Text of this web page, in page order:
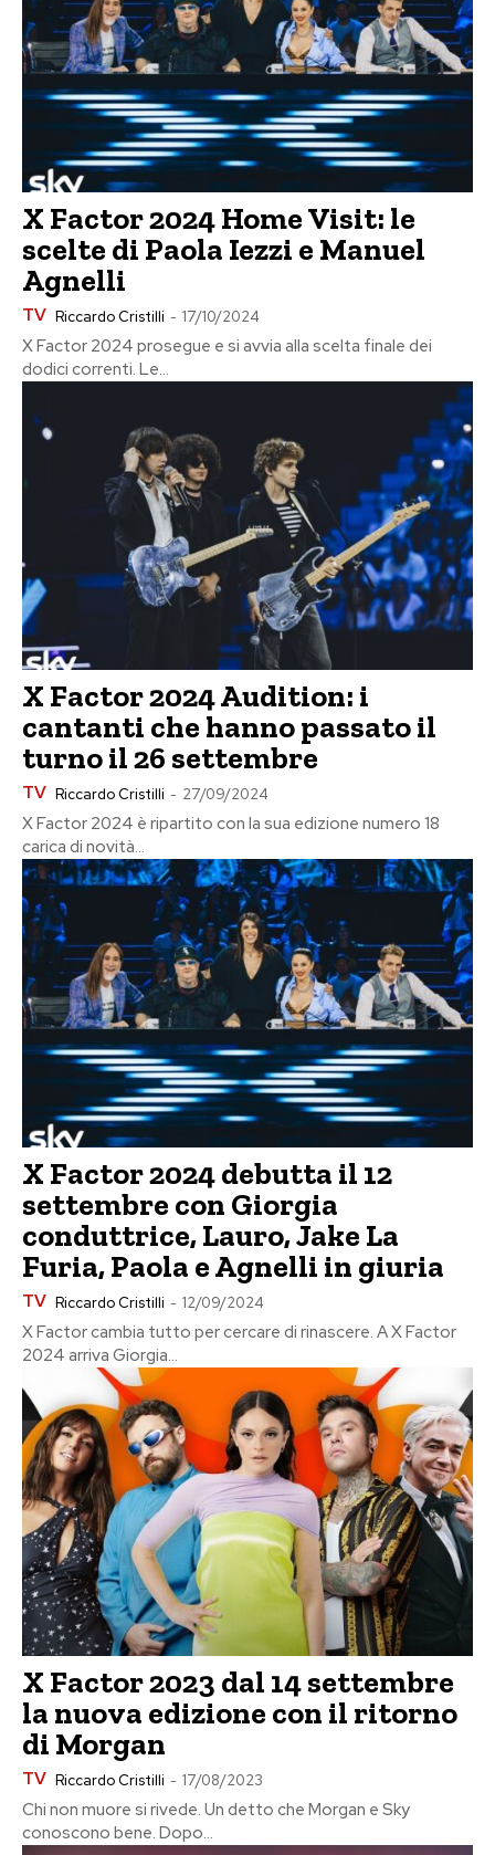
X Factor 2024 Home Visit: le
scelte di Paola Iezzi e Manuel
Agnelli
TV Riccardo Cristilli - 17/10/2024
X Factor 2024 prosegue e si avvia alla scelta finale dei
dodici correnti. Le...
X Factor 2024 Audition: i
cantanti che hanno passato il
turno il 26 settembre
TV Riccardo Cristilli - 27/09/2024
X Factor 2024 è ripartito con la sua edizione numero 18
carica di novità...
X Factor 2024 debutta il 12
settembre con Giorgia
conduttrice, Lauro, Jake La
Furia, Paola e Agnelli in giuria
TV Riccardo Cristilli - 12/09/2024
X Factor cambia tutto per cercare di rinascere. A X Factor
2024 arriva Giorgia...
X Factor 2023 dal 14 settembre
la nuova edizione con il ritorno
di Morgan
TV Riccardo Cristilli - 17/08/2023
Chi non muore si rivede. Un detto che Morgan e Sky
conoscono bene. Dopo...